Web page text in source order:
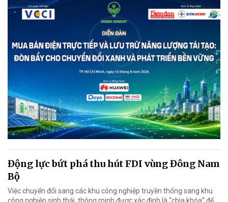
Động lực bứt phá thu hút FDI vùng Đông Nam
Bộ
Việc chuyển đổi sang các khu công nghiệp truyền thống sang khu